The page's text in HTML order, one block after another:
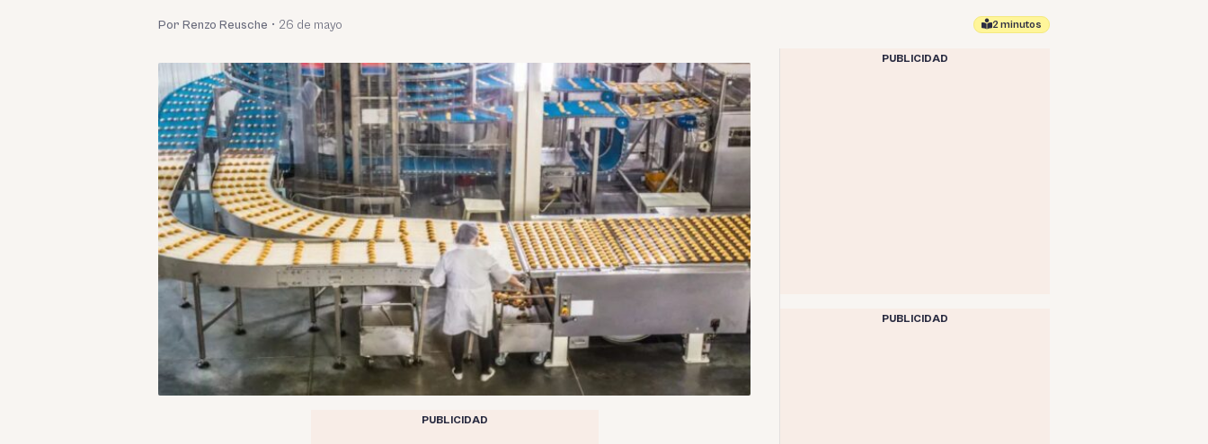
Por Renzo Reusche • 26 de mayo 2 minutos
PUBLICIDAD
PUBLICIDAD
PUBLICIDAD